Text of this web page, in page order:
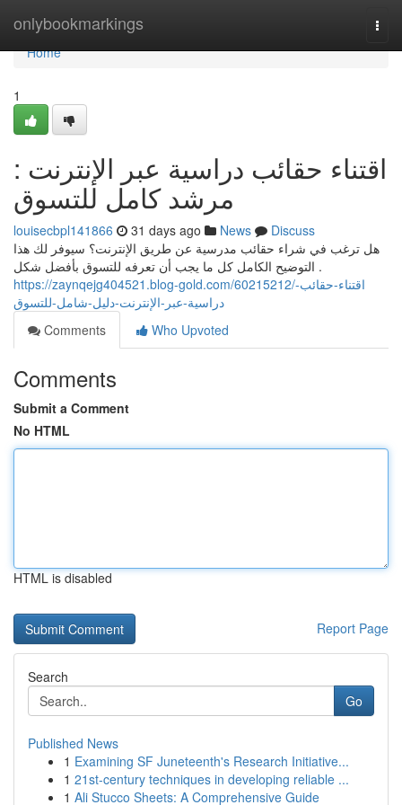
onlybookmarkings
Home
Home
1
اقتناء حقائب دراسية عبر الإنترنت :
مرشد كامل للتسوق
louisecbpl141866 31 days ago News
Discuss
هل ترغب في شراء حقائب مدرسية عن طريق الإنترنت؟ سيوفر لك هذا
التوضيح الكامل كل ما يجب أن تعرفه للتسوق بأفضل شكل .
https://zaynqejg404521.blog-gold.com/60215212/اقتناء-حقائب-
دراسية-عبر-الإنترنت-دليل-شامل-للتسوق
Comments
Who Upvoted
Comments
Submit a Comment
No HTML
HTML is disabled
Report Page
Search
Go
Published News
1 Examining SF Juneteenth's Research Initiative...
1 21st-century techniques in developing reliable ...
1 Ali Stucco Sheets: A Comprehensive Guide